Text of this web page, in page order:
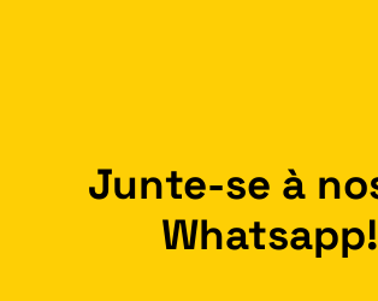
Junte-se à
Whatsapp!